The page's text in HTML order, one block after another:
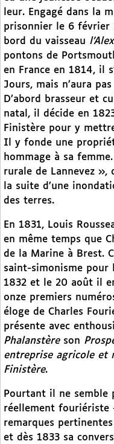
leur. Engagé dans la
prisonnier le 6 février
bord du vaisseau
pontons de
en France en 1814, il
Jours, mais n’aura
D’abord brasseur et
natal, il décide en
Finistère pour y
Il y fonde une
hommage à sa
rurale de Lannevez »,
la suite d’une
des terres.
En 1831, Louis
en même temps que
de la Marine à Brest.
saint-simonisme
1832 et le 20 août il
onze premiers
éloge de Charles
présente avec
Phalanstèreson
entreprise agricole et
Finistère.
Pourtant il ne semble
réellement fouriériste
remarques
et dès 1833 sa